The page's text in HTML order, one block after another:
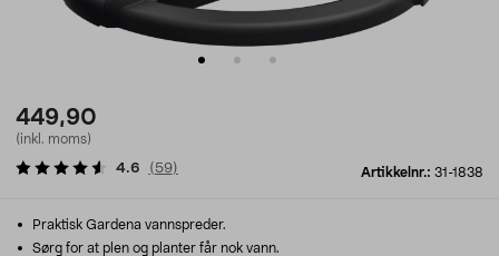
449,90
(inkl. moms)
Artikkelnr.: 31-1838
4.6 ( 59)
Praktisk Gardena vannspreder.
Sørg for at plen og planter får nok vann.